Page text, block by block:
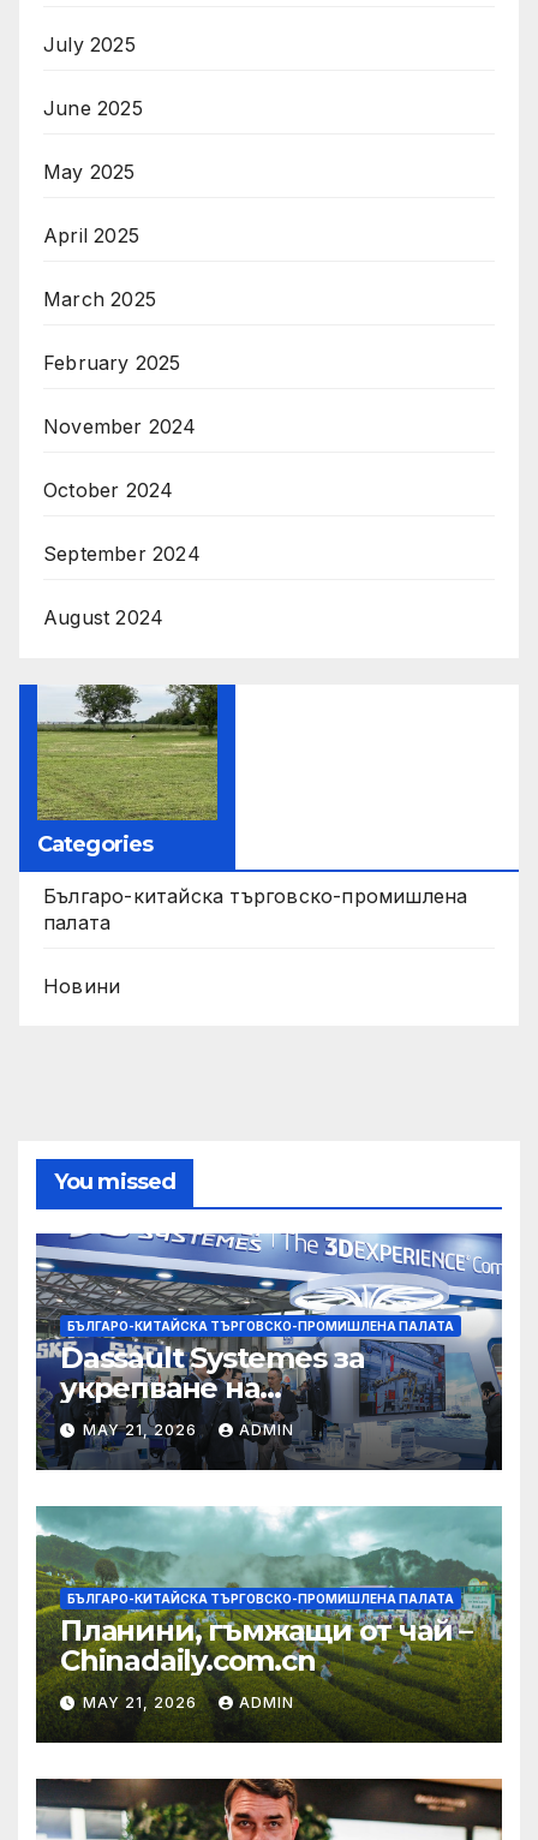
July 2025
June 2025
May 2025
April 2025
March 2025
February 2025
November 2024
October 2024
September 2024
August 2024
Categories
Българо-китайска търговско-промишлена
палата
Новини
You missed
БЪЛГАРО-КИТАЙСКА ТЪРГОВСКО-ПРОМИШЛЕНА ПАЛАТА
Dassault Systemes за
укрепване на
изграждането на AI
екосистема в Китай
MAY 21, 2026 ADMIN
БЪЛГАРО-КИТАЙСКА ТЪРГОВСКО-ПРОМИШЛЕНА ПАЛАТА
Планини, гъмжащи от чай –
Chinadaily.com.cn
MAY 21, 2026 ADMIN